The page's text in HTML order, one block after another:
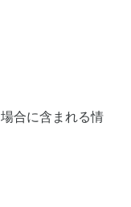
合に含まれる情